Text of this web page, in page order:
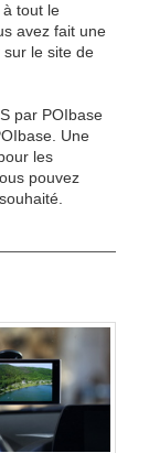
tout le
avez fait une
le site de
par POIbase
Une
les
pouvez